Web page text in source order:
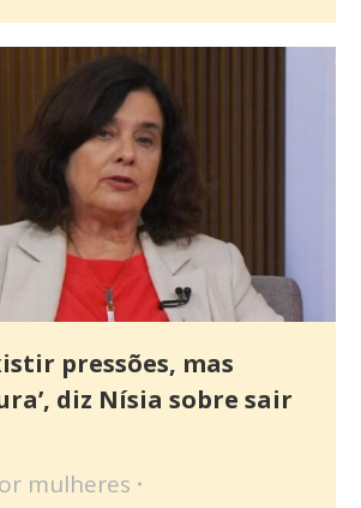
pressões, mas
diz Nísia sobre sair
mulheres